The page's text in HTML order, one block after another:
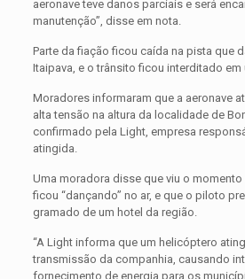
aeronave teve danos parciais e será
manutenção”, disse em nota.
Parte da fiação ficou caída na pista que
Itaipava, e o trânsito ficou interditado em
Moradores informaram que a aeronave
alta tensão na altura da localidade de
confirmado pela Light, empresa
atingida.
Uma moradora disse que viu o
ficou “dançando” no ar, e que o piloto
gramado de um hotel da região.
“A Light informa que um helicóptero
transmissão da companhia, causando
fornecimento de energia para os